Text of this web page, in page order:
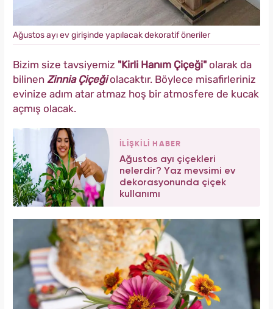
Ağustos ayı ev girişinde yapılacak dekoratif öneriler
Bizim size tavsiyemiz "Kirli Hanım Çiçeği" olarak da
bilinen Zinnia Çiçeğiolacaktır. Böylece misafirleriniz
evinize adım atar atmaz hoş bir atmosfere de kucak
açmış olacak.
İLİŞKİLİ HABER
Ağustos ayı çiçekleri
nelerdir? Yaz mevsimi ev
dekorasyonunda çiçek
kullanımı